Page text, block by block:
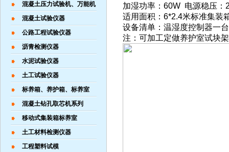
混凝土压力试验机、万能机
混凝土试验仪器
公路工程试验仪器
沥青检测仪器
水泥试验仪器
土工试验仪器
标养箱、养护箱、标养室
混凝土钻孔取芯机系列
移动式集装箱标养室
土工材料检测仪器
工程塑料试模
加湿功率：60W 电源稳压
适用面积：6*2.4米标准集装
设备清单：温湿度控制器一
注：可加工定做养护室试块